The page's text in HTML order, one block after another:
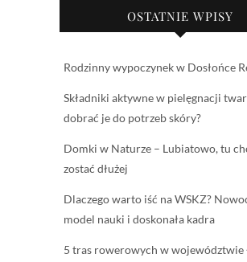
OSTATNIE WPISY
Rodzinny wypoczynek w Dosłońce
Składniki aktywne w pielęgnacji
dobrać je do potrzeb skóry?
Domki w Naturze – Lubiatowo, tu
zostać dłużej
Dlaczego warto iść na WSKZ?
model nauki i doskonała kadra
5 tras rowerowych w województwie